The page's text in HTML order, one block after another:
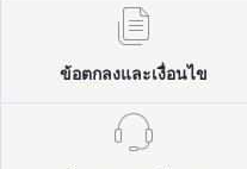
ข้อตกลงและเงื่อนไข